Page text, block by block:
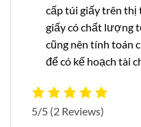
cấp túi giấy trên
giấy có chất lượng
cũng nên tính toán
để có kế hoạch tài
5/5 (2 Reviews)